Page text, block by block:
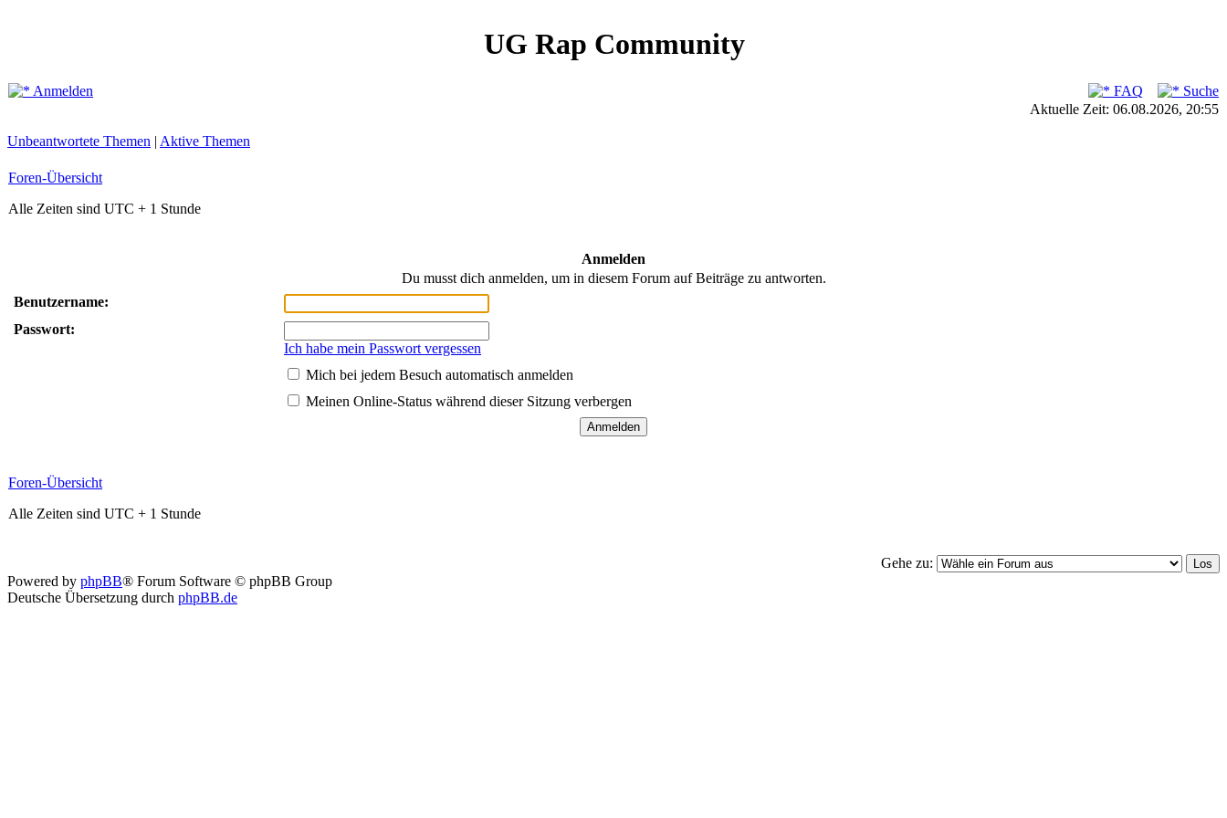
UG Rap Community
Anmelden FAQ
Suche
Aktuelle Zeit: 06.08.2026, 20:55
Unbeantwortete Themen | Aktive Themen
Foren-Übersicht
Alle Zeiten sind UTC + 1 Stunde
Anmelden
Du musst dich anmelden, um in diesem Forum auf Beiträge zu antworten.
Benutzername:
Passwort:
Ich habe mein Passwort vergessen
Mich bei jedem Besuch automatisch anmelden
Meinen Online-Status während dieser Sitzung verbergen
Foren-Übersicht
Alle Zeiten sind UTC + 1 Stunde
Gehe zu:
Powered by phpBB® Forum Software © phpBB Group
Deutsche Übersetzung durch phpBB.de